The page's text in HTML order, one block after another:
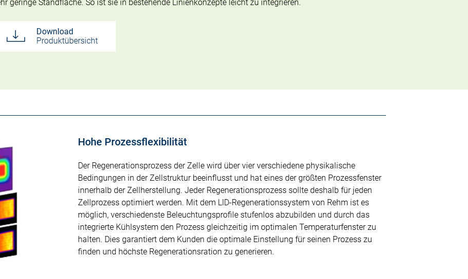
geringe Standfläche. So ist sie in bestehende Linienkonzepte leicht zu integrieren.
Download
Produktübersicht
Hohe Prozessflexibilität
Der Regenerationsprozess der Zelle wird über vier verschiedene physikalische
Bedingungen in der Zellstruktur beeinflusst und hat eines der größten Prozessfenster
innerhalb der Zellherstellung. Jeder Regenerationsprozess sollte deshalb für jeden
Zellprozess optimiert werden. Mit dem LID-Regenerationssystem von Rehm ist es
möglich, verschiedenste Beleuchtungsprofile stufenlos abzubilden und durch das
integrierte Kühlsystem den Prozess gleichzeitig im optimalen Temperaturfenster zu
halten. Dies garantiert dem Kunden die optimale Einstellung für seinen Prozess zu
finden und höchste Regenerationsration zu generieren.